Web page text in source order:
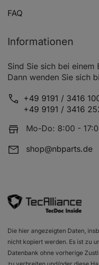
FAQ
Informationen
Sind Sie sich bei einem
Dann wenden Sie sich
+49 9191 / 3416
+49 9191 / 3416
Mo-Do: 8:00 -
shop@nbparts.de
Die hier angezeigten Daten,
nicht kopiert werden. Es ist zu
Datenbank ohne vorherige